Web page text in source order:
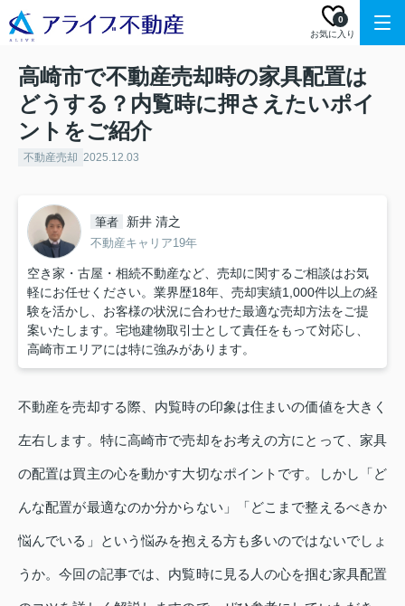
お気に入り
0
高崎市で不動産売却時の家具配置は
どうする？内覧時に押さえたいポイ
ントをご紹介
不動産売却 2025.12.03
筆者 新井 清之
不動産キャリア19年
空き家・古屋・相続不動産など、売却に関するご相談はお気
軽にお任せください。業界歴18年、売却実績1,000件以上の経
験を活かし、お客様の状況に合わせた最適な売却方法をご提
案いたします。宅地建物取引士として責任をもって対応し、
高崎市エリアには特に強みがあります。
不動産を売却する際、内覧時の印象は住まいの価値を大きく
左右します。特に高崎市で売却をお考えの方にとって、家具
の配置は買主の心を動かす大切なポイントです。しかし「ど
んな配置が最適なのか分からない」「どこまで整えるべきか
悩んでいる」という悩みを抱える方も多いのではないでしょ
うか。今回の記事では、内覧時に見る人の心を掴む家具配置